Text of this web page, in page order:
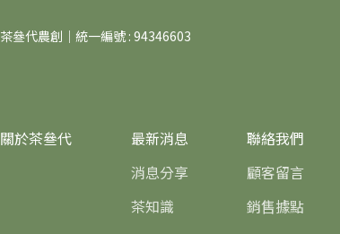
茶叄代農創｜統一編號 : 94346603
關於茶叄代
最新消息
消息分享
茶知識
聯絡我們
顧客留言
銷售據點